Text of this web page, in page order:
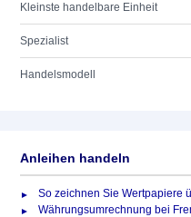
Kleinste handelbare Einheit
Spezialist
Handelsmodell
Anleihen handeln
So zeichnen Sie Wertpapiere
Währungsumrechnung bei